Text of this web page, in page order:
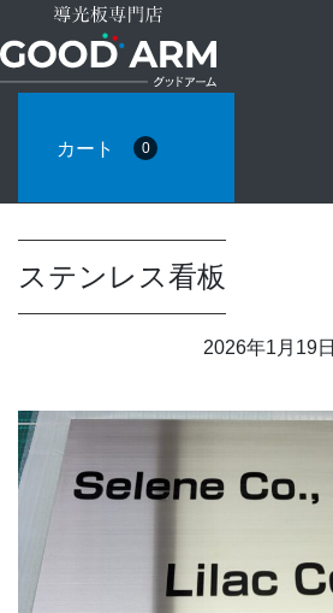
カート 0
ステンレス看板
2026年1月19日